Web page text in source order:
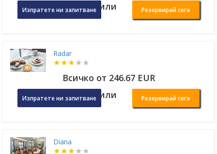
Изпратете ни запитване или Резервирай сега
Radar
Всичко от 246.67 EUR
Изпратете ни запитване или Резервирай сега
Diana